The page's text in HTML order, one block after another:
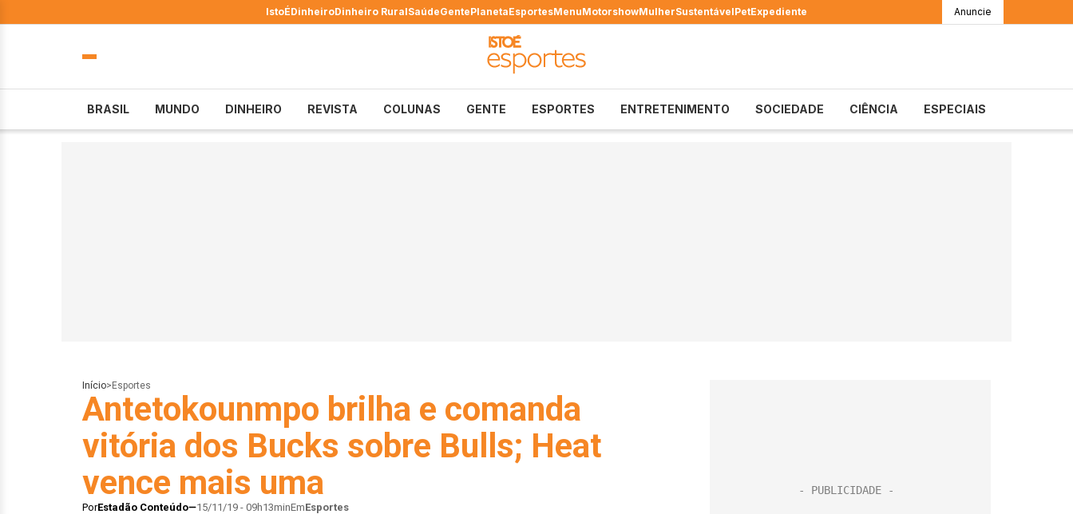
IstoÉDinheiroDinheiro RuralSaúdeGentePlanetaEsportesMenuMotorshowMulherSustentávelPetExpediente Anuncie
BRASIL MUNDO DINHEIRO REVISTA COLUNAS GENTE ESPORTES ENTRETENIMENTO SOCIEDADE CIÊNCIA ESPECIAIS
Início> Esportes
Antetokounmpo brilha e comanda
vitória dos Bucks sobre Bulls; Heat
vence mais uma
PorEstadão Conteúdo 15/11/19 - 09h13minEmEsportes